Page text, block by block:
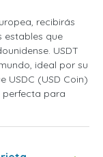
recibirás
estables que
USDT
ideal por su
USDC (USD Coin)
perfecta para